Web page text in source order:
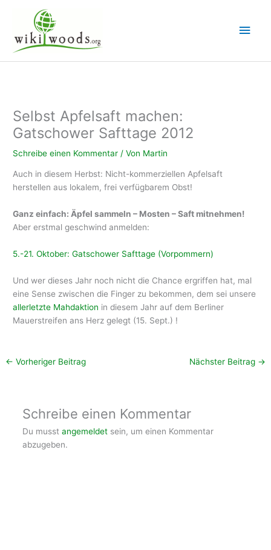
springen
Selbst Apfelsaft machen:
Gatschower Safttage 2012
Schreibe einen Kommentar / Von Martin
Auch in diesem Herbst: Nicht-kommerziellen Apfelsaft
herstellen aus lokalem, frei verfügbarem Obst!
Ganz einfach: Äpfel sammeln – Mosten – Saft mitnehmen!
Aber erstmal geschwind anmelden:
5.-21. Oktober: Gatschower Safttage (Vorpommern)
Und wer dieses Jahr noch nicht die Chance ergriffen hat, mal
eine Sense zwischen die Finger zu bekommen, dem sei unsere
allerletzte Mahdaktion in diesem Jahr auf dem Berliner
Mauerstreifen ans Herz gelegt (15. Sept.) !
← Vorheriger Beitrag Nächster Beitrag →
Schreibe einen Kommentar
Du musst angemeldetsein, um einen Kommentar
abzugeben.